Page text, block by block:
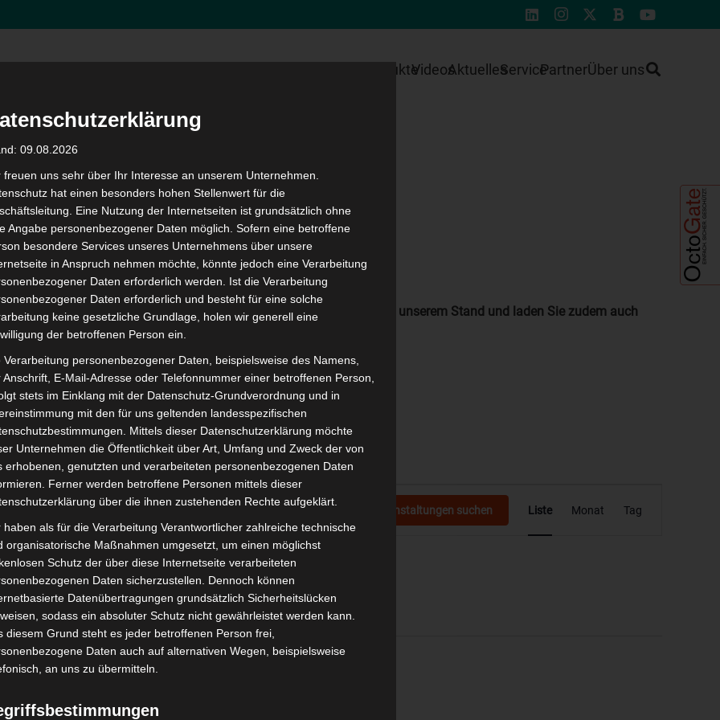
ProdukteVideosAktuellesServicePartnerÜber uns
Schulfirewall unterwegs sind. Wir freuen uns auf Ihren Besuch an unserem Stand und laden Sie zudem auch
Webinaren ein.
Veranstaltungen suchen
Veranstaltung
Liste Monat Tag
09.08.2026
freuen uns sehr über Ihr Interesse an unserem Unternehmen.
hat einen besonders hohen Stellenwert für die
Eine Nutzung der Internetseiten ist grundsätzlich ohne
Angabe personenbezogener Daten möglich. Sofern eine betroffene
besondere Services unseres Unternehmens über unsere
in Anspruch nehmen möchte, könnte jedoch eine Verarbeitung
Daten erforderlich werden. Ist die Verarbeitung
Daten erforderlich und besteht für eine solche
keine gesetzliche Grundlage, holen wir generell eine
der betroffenen Person ein.
Verarbeitung personenbezogener Daten, beispielsweise des Namens,
Anschrift, E-Mail-Adresse oder Telefonnummer einer betroffenen Person,
stets im Einklang mit der Datenschutz-Grundverordnung und in
mit den für uns geltenden landesspezifischen
Mittels dieser Datenschutzerklärung möchte
Unternehmen die Öffentlichkeit über Art, Umfang und Zweck der von
erhobenen, genutzten und verarbeiteten personenbezogenen Daten
Ferner werden betroffene Personen mittels dieser
über die ihnen zustehenden Rechte aufgeklärt.
haben als für die Verarbeitung Verantwortlicher zahlreiche technische
organisatorische Maßnahmen umgesetzt, um einen möglichst
Schutz der über diese Internetseite verarbeiteten
Daten sicherzustellen. Dennoch können
Datenübertragungen grundsätzlich Sicherheitslücken
sodass ein absoluter Schutz nicht gewährleistet werden kann.
diesem Grund steht es jeder betroffenen Person frei,
Daten auch auf alternativen Wegen, beispielsweise
an uns zu übermitteln.